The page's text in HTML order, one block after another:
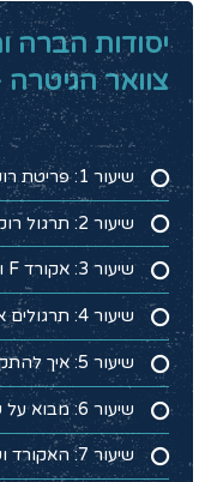
יסודות הברה
צוואר הגיטרה
שיעור 1: פריטת רוק 1
שיעור 2: תרגול רוק 1
שיעור 3: אקורד F וטיפים להחזקת אקורד ברה
שיעור 4: תרגולים אקורד F ורשימת שירים
שיעור 5: איך להתקדם ולהצליח - קצת מוטיבציה
שיעור 6: מבוא על שיטת הלימוד החדשה
שיעור 7: האקורד ושורש האקורד